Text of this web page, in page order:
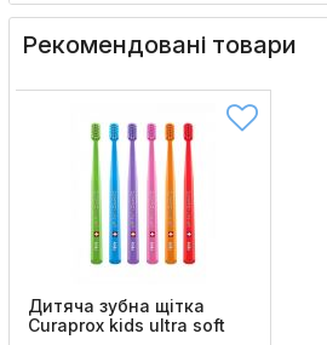
Рекомендовані товари
Дитяча зубна щітка
Curaprox kids ultra soft